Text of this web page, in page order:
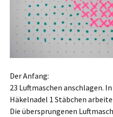
Der Anfang:
23 Luftmaschen anschlagen.
Häkelnadel 1 Stäbchen
Die übersprungenen